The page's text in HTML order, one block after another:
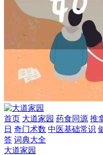
首页 大道家园 药食同源 推
日 奇门术数 中医基础常识
答 词典大全
大道家园